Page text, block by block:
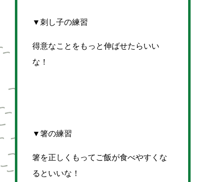
▼刺し子の練習
得意なことをもっと伸ばせたらいい
な！
▼箸の練習
箸を正しくもってご飯が食べやすくな
るといいな！